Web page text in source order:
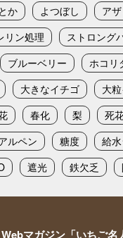
か よつぼし ア
リン処理 ストロング
ブルーベリー ホコリ
大きなイチゴ 大
春化 梨 死
ルペン 糖度 給
遮光 鉄欠乏
Webマガジン「いちご名